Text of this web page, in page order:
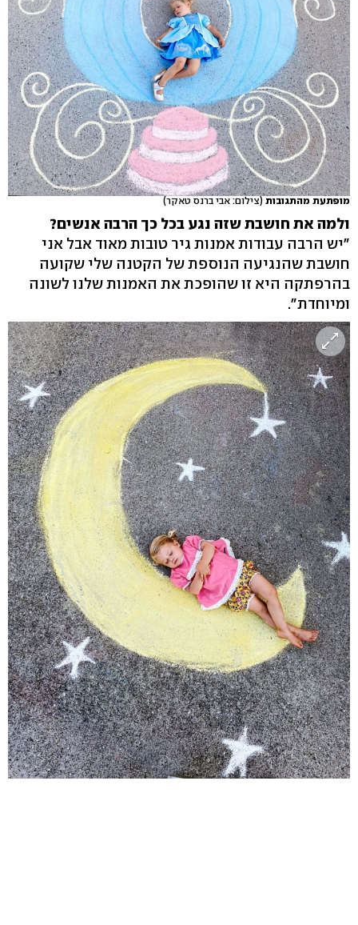
מופתעת מהתגובות (צילום: אבי ברנס טאקר)
ולמה את חושבת שזה נגע בכל כך הרבה אנשים?
"יש הרבה עבודות אמנות גיר טובות מאוד אבל אני
חושבת שהנגיעה הנוספת של הקטנה שלי שקועה
בהרפתקה היא זו שהופכת את האמנות שלנו לשונה
ומיוחדת".